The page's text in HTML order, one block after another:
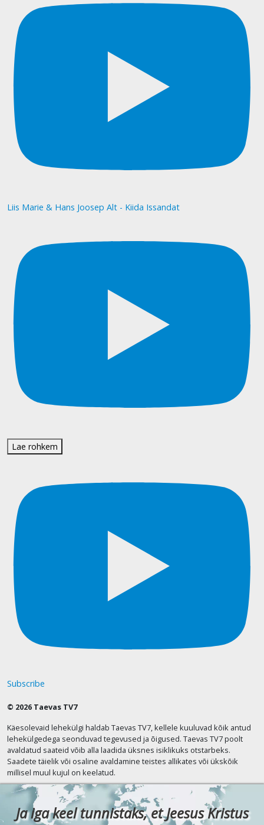
Liis Marie & Hans Joosep Alt - Kiida Issandat
Lae rohkem
Subscribe
© 2026 Taevas TV7
Käesolevaid lehekülgi haldab Taevas TV7, kellele kuuluvad kõik antud
lehekülgedega seonduvad tegevused ja õigused. Taevas TV7 poolt
avaldatud saateid võib alla laadida üksnes isiklikuks otstarbeks.
Saadete täielik või osaline avaldamine teistes allikates või ükskõik
millisel muul kujul on keelatud.
Ja iga keel tunnistaks, et Jeesus Kristus